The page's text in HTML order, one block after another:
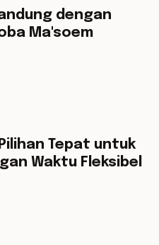
dengan
Ma'soem
5 min read
Tepat untuk
Waktu Fleksibel